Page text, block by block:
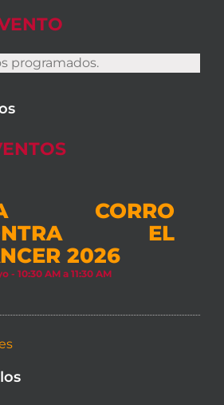
programados.
CORRO
EL
2026
- 10:30 AMa 11:30 AM